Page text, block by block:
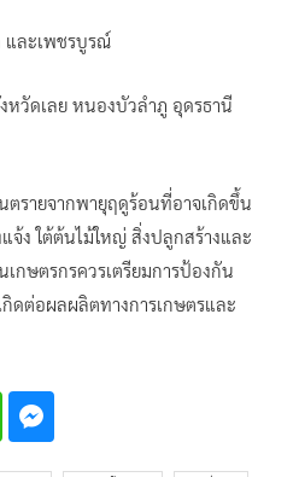
ละเพชรบูรณ์
หวัดเลย หนองบัวลำภู อุดรธานี
รายจากพายุฤดูร้อนที่อาจเกิดขึ้น
จ้ง ใต้ต้นไม้ใหญ่ สิ่งปลูกสร้างและ
กษตรกรควรเตรียมการป้องกัน
กิดต่อผลผลิตทางการเกษตรและ